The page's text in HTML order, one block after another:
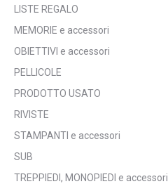
LISTE REGALO
MEMORIE e accessori
OBIETTIVI e accessori
PELLICOLE
PRODOTTO USATO
RIVISTE
STAMPANTI e accessori
SUB
TREPPIEDI, MONOPIEDI e accessori